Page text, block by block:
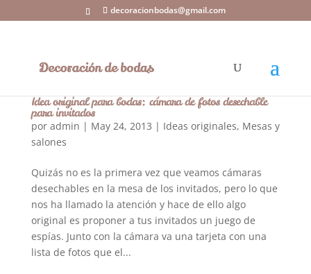
decoracionbodas@gmail.com
Idea original para bodas: cámara de fotos desechable
para invitados
por admin | May 24, 2013 | Ideas originales, Mesas y
salones
Quizás no es la primera vez que veamos cámaras
desechables en la mesa de los invitados, pero lo que
nos ha llamado la atención y hace de ello algo
original es proponer a tus invitados un juego de
espías. Junto con la cámara va una tarjeta con una
lista de fotos que el...